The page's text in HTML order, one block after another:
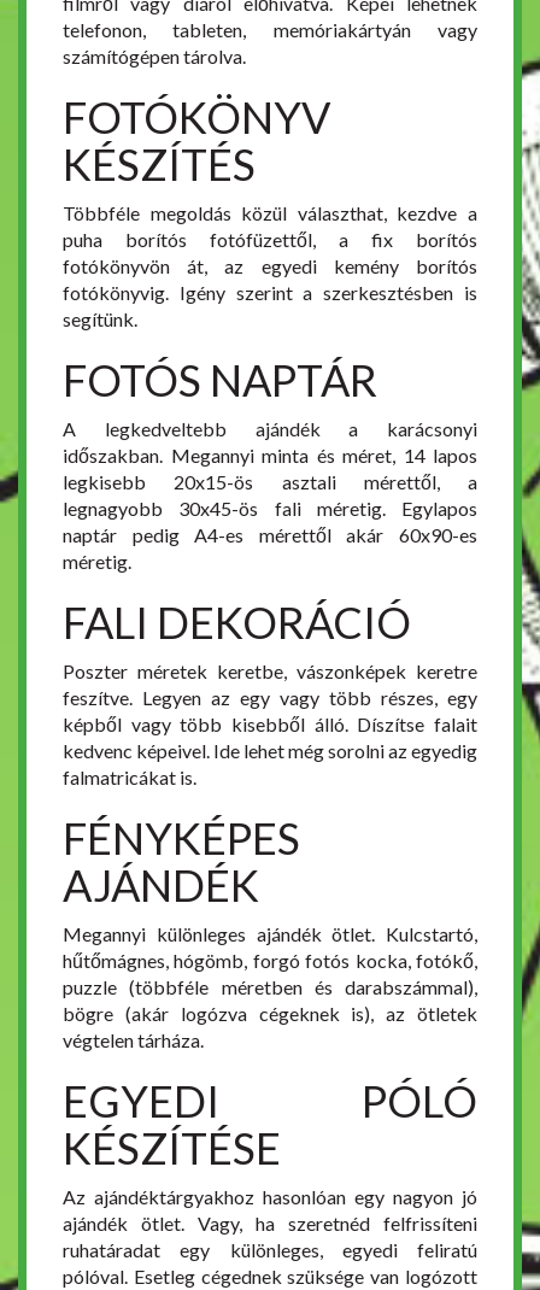
telefonon, tableten, memóriakártyán vagy
számítógépen tárolva.
FOTÓKÖNYV
KÉSZÍTÉS
Többféle megoldás közül választhat, kezdve a
puha borítós fotófüzettől, a fix borítós
fotókönyvön át, az egyedi kemény borítós
fotókönyvig. Igény szerint a szerkesztésben is
segítünk.
FOTÓS NAPTÁR
A legkedveltebb ajándék a karácsonyi
időszakban. Megannyi minta és méret, 14 lapos
legkisebb 20x15-ös asztali mérettől, a
legnagyobb 30x45-ös fali méretig. Egylapos
naptár pedig A4-es mérettől akár 60x90-es
méretig.
FALI DEKORÁCIÓ
Poszter méretek keretbe, vászonképek keretre
feszítve. Legyen az egy vagy több részes, egy
képből vagy több kisebből álló. Díszítse falait
kedvenc képeivel. Ide lehet még sorolni az egyedig
falmatricákat is.
FÉNYKÉPES
AJÁNDÉK
Megannyi különleges ajándék ötlet. Kulcstartó,
hűtőmágnes, hógömb, forgó fotós kocka, fotókő,
puzzle (többféle méretben és darabszámmal),
bögre (akár logózva cégeknek is), az ötletek
végtelen tárháza.
EGYEDI PÓLÓ
KÉSZÍTÉSE
Az ajándéktárgyakhoz hasonlóan egy nagyon jó
ajándék ötlet. Vagy, ha szeretnéd felfrissíteni
ruhatáradat egy különleges, egyedi feliratú
pólóval. Esetleg cégednek szüksége van logózott